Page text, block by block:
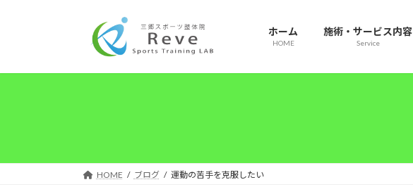
ツ
プ
シ
動
ホーム
HOME
施術・サービス内容
Service
HOME ブログ 運動の苦手を克服したい